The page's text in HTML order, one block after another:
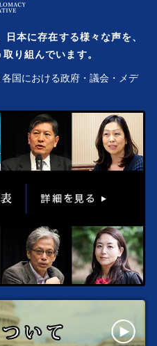
本に存在する様々な声を、
り組んでいます。
国における政府・議会・メデ